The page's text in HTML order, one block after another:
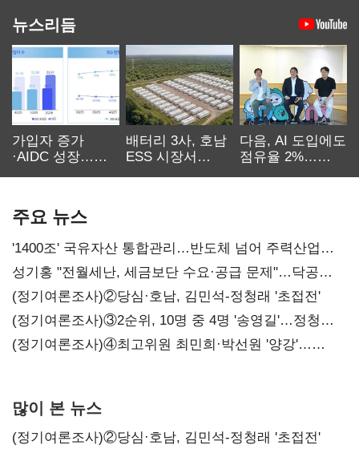
뉴스리듬
가입자 증가
·AIDC 성장…
배터리 3사, 호남
ESS 시장서
다음, AI 도입에도
점유율 2%…
주요 뉴스
'1400조' 국유자산 통합관리…반도체 넘어 주력산업
구조혁신
성기홍 "전월세난, 세금보단 수요·공급 문제"…닥공
시사
(정기여론조사)②당심·호남, 김민석-정청래 '초접전'
(정기여론조사)③2순위, 10명 중 4명 '송영길'…정청래
'한 자릿수'
(정기여론조사)④최고위원 최민희·박선원 '양강'…
많이 본 뉴스
(정기여론조사)②당심·호남, 김민석-정청래 '초접전'